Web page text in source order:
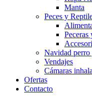
Manta
Peces y
Peceras
Navidad perro
Vendajes
Cámaras
Ofertas
Contacto